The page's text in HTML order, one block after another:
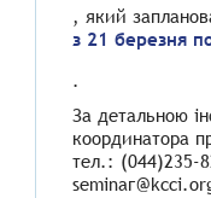
, який
з 21 березня
.
За детальною
координатора
тел.: (044)235-